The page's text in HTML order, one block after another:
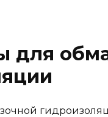
для